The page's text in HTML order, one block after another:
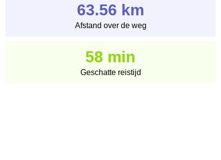
63.56 km
Afstand over de weg
58 min
Geschatte reistijd